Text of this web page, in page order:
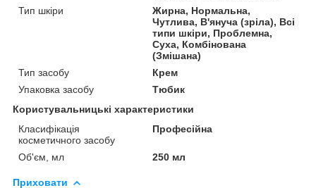
Тип шкіри
Жирна, Нормальна,
Чутлива, В'януча (зріла), Всі
типи шкіри, Проблемна,
Суха, Комбінована
(Змішана)
Тип засобу
Крем
Упаковка засобу
Тюбик
Користувальницькі характеристики
Класифікація
косметичного засобу
Професійна
Об'єм, мл 250 мл
Приховати